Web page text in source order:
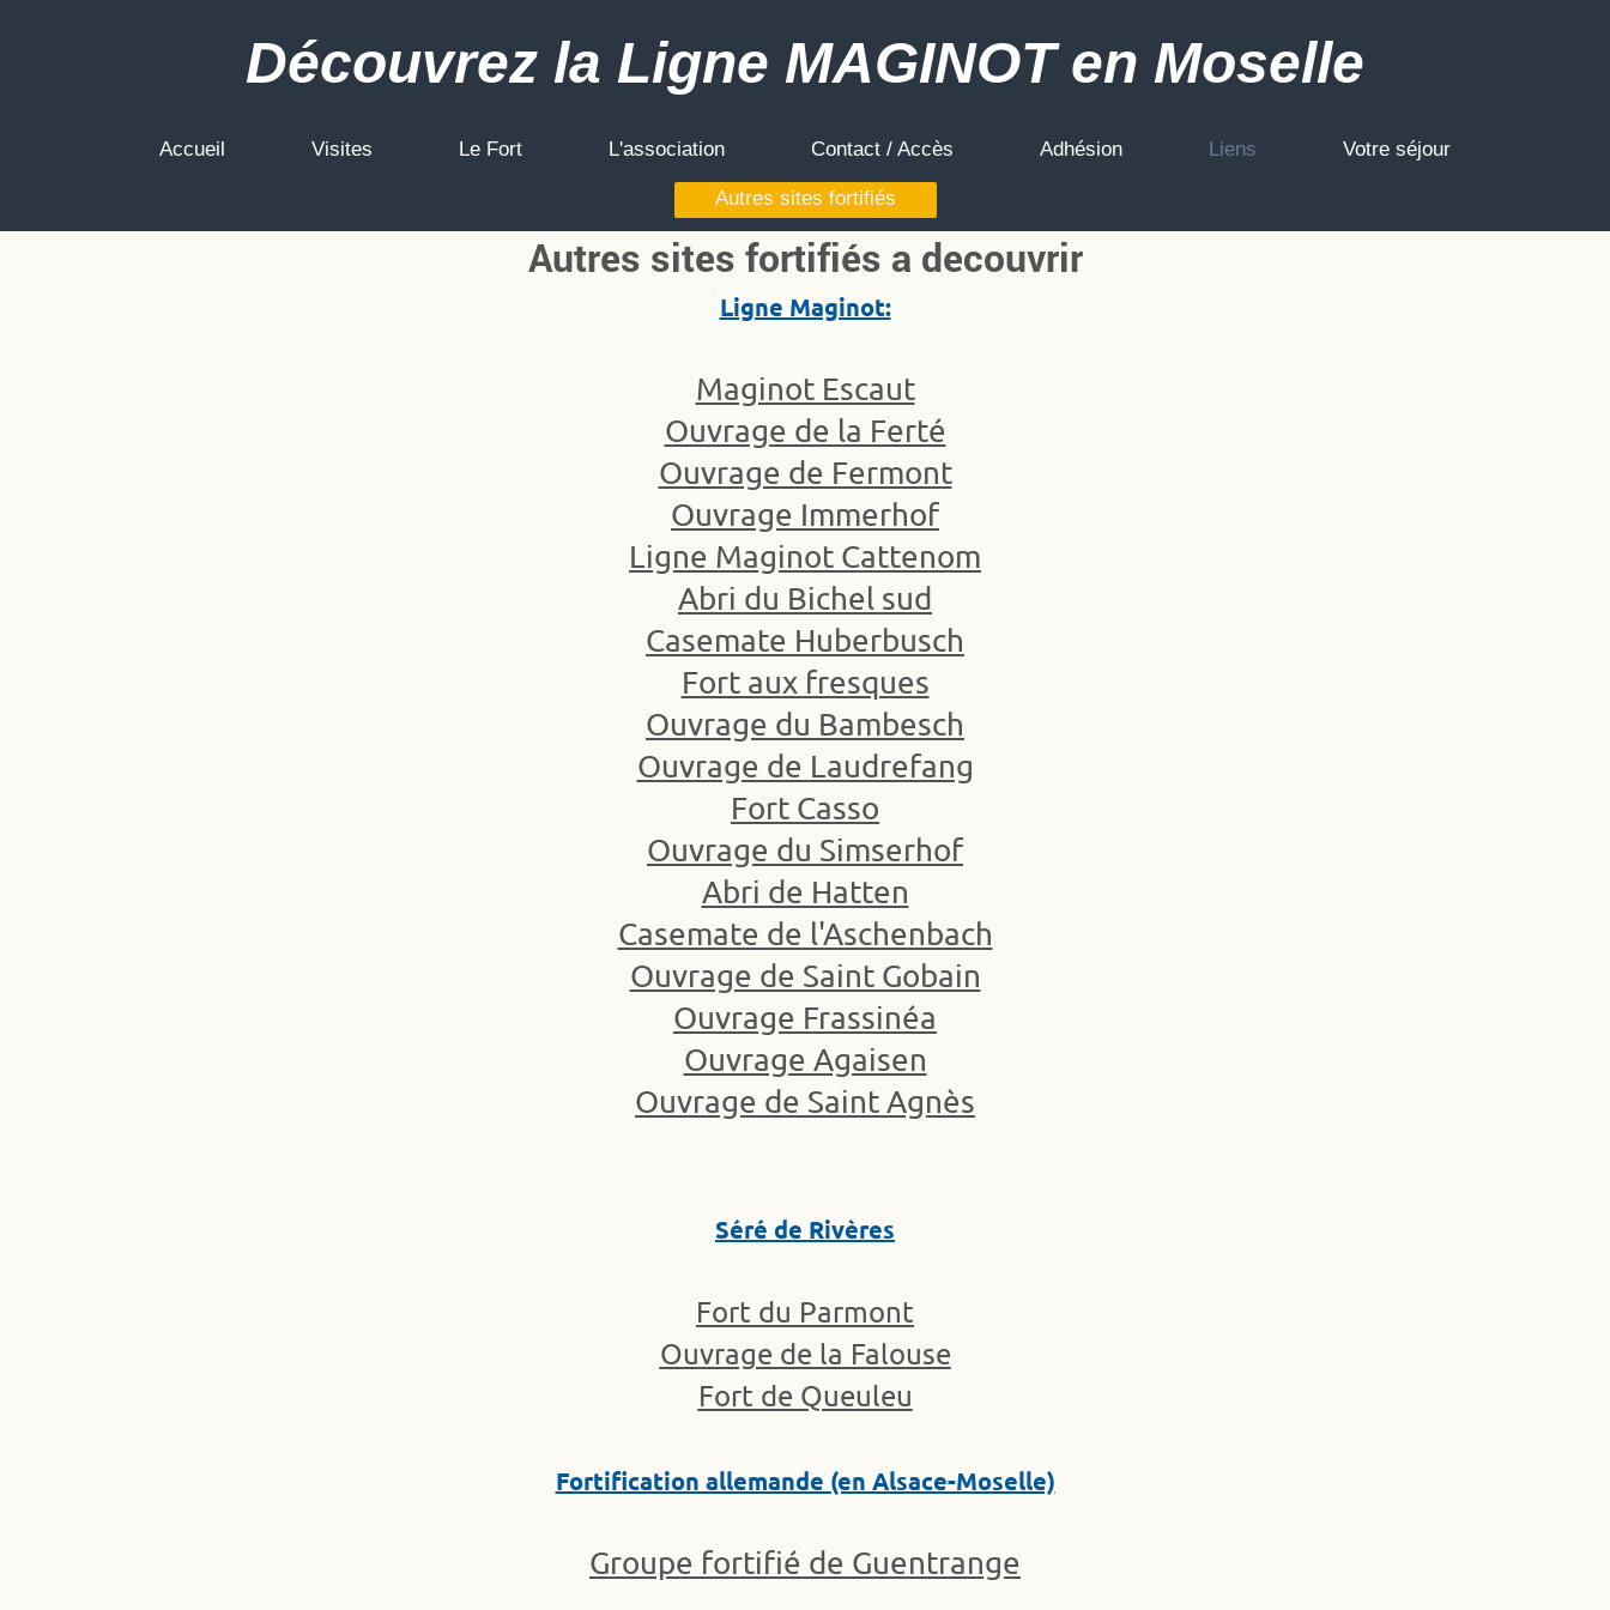
Découvrez la Ligne MAGINOT en Moselle
Accueil Visites Le Fort L'association Contact / Accès Adhésion Liens Votre séjour
Autres sites fortifiés
Autres sites fortifiés a decouvrir
Ligne Maginot:
Maginot Escaut
Ouvrage de la Ferté
Ouvrage de Fermont
Ouvrage Immerhof
Ligne Maginot Cattenom
Abri du Bichel sud
Casemate Huberbusch
Fort aux fresques
Ouvrage du Bambesch
Ouvrage de Laudrefang
Fort Casso
Ouvrage du Simserhof
Abri de Hatten
Casemate de l'Aschenbach
Ouvrage de Saint Gobain
Ouvrage Frassinéa
Ouvrage Agaisen
Ouvrage de Saint Agnès
Séré de Rivères
Fort du Parmont
Ouvrage de la Falouse
Fort de Queuleu
Fortification allemande (en Alsace-Moselle)
Groupe fortifié de Guentrange